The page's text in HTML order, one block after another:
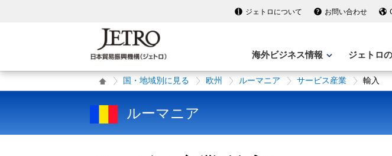
ジェトロについて お問い合わせ
海外ビジネス情報 ジェトロ
国・地域別に見る 欧州 ルーマニア サービス産業 輸入
ルーマニア